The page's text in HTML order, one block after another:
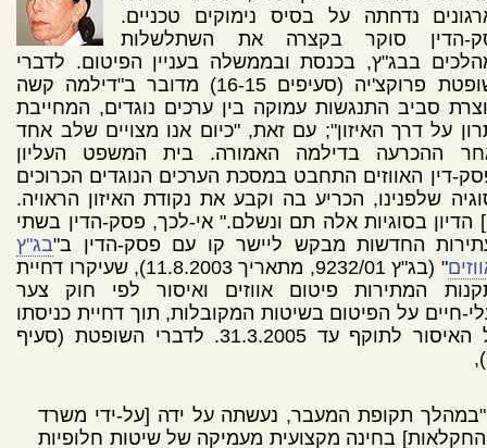
נדחתה על בסיס נימוקים טכניים.
הדין סוקר בקצרה את השתלשלות
בבג"ץ, בכנסת ובממשלה בעניין הפיטום. לדברי
השופטת פרוקצ'יה (סעיפים 16-15) מדובר ב"דילמה קשה
סביב התנגשות עמוקה בין ערכים נוגדים, המחייבת
על דרך האיזון"; עם זאת, "כיום אנו מצויים שלב אחד
ההכרעה בדילמה האמורה. בית המשפט העליון
דין האווזים התחבט במסכת הערכים הנוגדים הכרוכים
שלפנינו, הכריע בה וקבע את נקודת האיזון הראויה.
הדיון בסוגיות אלה תם ונשלם." אי-לכך, פסק-הדין בשתי
החדשות מבקש ליישר קו עם פסק-הדין ב"בג"ץ
" (בג"ץ 9232/01, מתאריך 11.8.2003), שעיקרו דחיית
המתירות פיטום אווזים ואיסור לפי חוק צער
חיים על הפיטום בשיטות המקובלות, תוך דחיית כניסתו
של האיסור לתוקף עד 31.3.2005. לדברי השופטת (סעיף
"במהלך תקופת המעבר, נעשתה על ידה [על-ידי משרד
החקלאות] בחינה מקצועית מעמיקה של שיטות חלופיות